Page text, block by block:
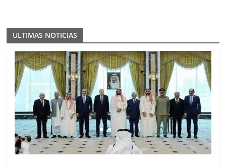
ULTIMAS NOTICIAS